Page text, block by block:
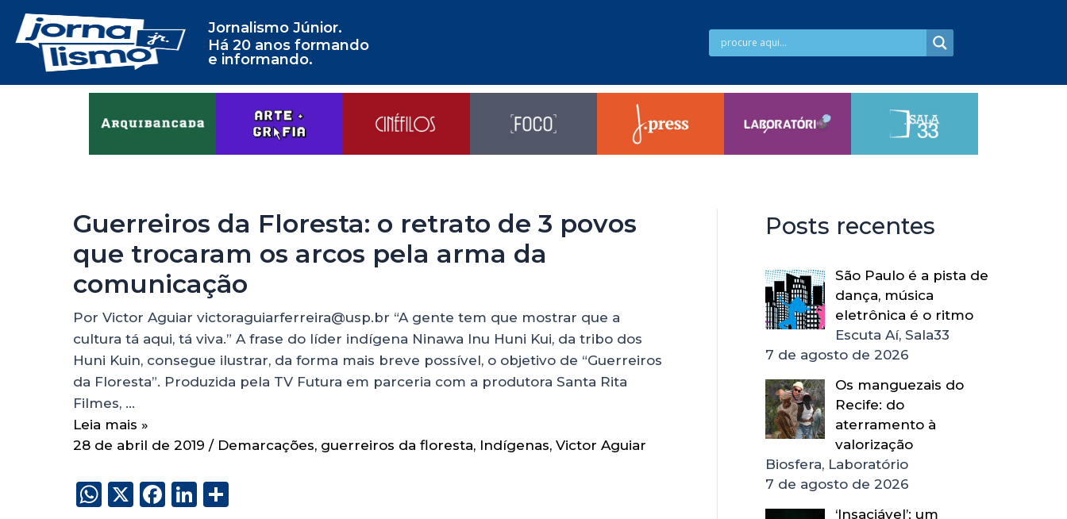
Jornalismo Júnior.
Há 20 anos formando
e informando.
Guerreiros da Floresta: o retrato de 3 povos
que trocaram os arcos pela arma da
comunicação
Por Victor Aguiar victoraguiarferreira@usp.br “A gente tem que mostrar que a
cultura tá aqui, tá viva.” A frase do líder indígena Ninawa Inu Huni Kui, da tribo dos
Huni Kuin, consegue ilustrar, da forma mais breve possível, o objetivo de “Guerreiros
da Floresta”. Produzida pela TV Futura em parceria com a produtora Santa Rita
Filmes, …
Leia mais »
28 de abril de 2019 / Demarcações, guerreiros da floresta, Indígenas, Victor Aguiar
W X
F
Li
Posts recentes
São Paulo é a pista de
dança, música
eletrônica é o ritmo
Escuta Aí, Sala33
7 de agosto de 2026
Os manguezais do
Recife: do
aterramento à
valorização
Biosfera, Laboratório
7 de agosto de 2026
‘Insaciável’: um